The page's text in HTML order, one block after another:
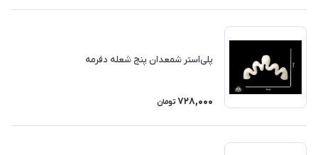
پلی‌استر شمعدان پنج شعله دفرمه
728,000 تومان